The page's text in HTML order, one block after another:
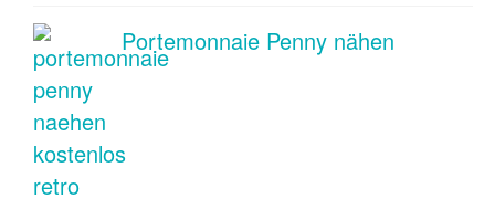
Portemonnaie Penny nähen